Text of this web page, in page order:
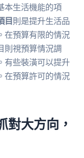
本生活機能的項
目則是提升生活品
在預算有限的情況
則視預算情況調
有些裝潢可以提升
在預算許可的情況
對大方向，